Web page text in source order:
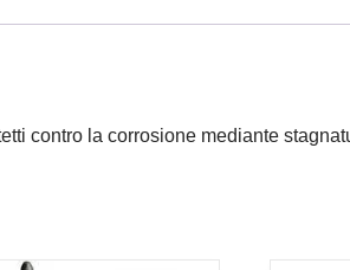
contro la corrosione mediante